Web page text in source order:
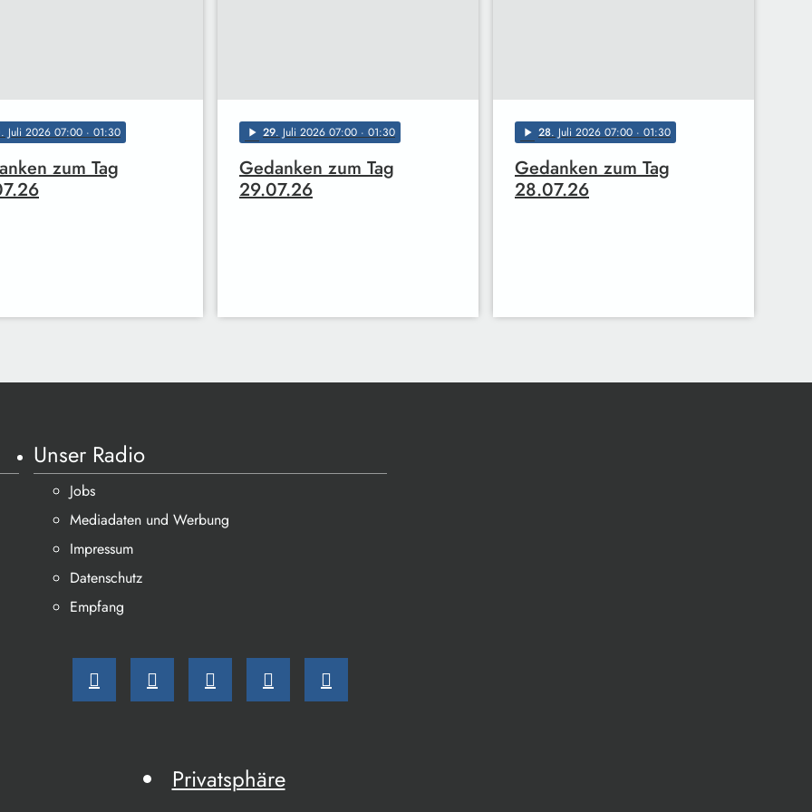
. Juli 2026 07:00 · 01:30
zum Tag
play_arrow 29. Juli 2026 07:00 · 01:30
Gedanken zum Tag
29.07.26
play_arrow 28. Juli 2026 07:00 · 01:30
Gedanken zum Tag
28.07.26
Unser Radio
Jobs
Mediadaten und Werbung
Impressum
Datenschutz
Empfang
Privatsphäre